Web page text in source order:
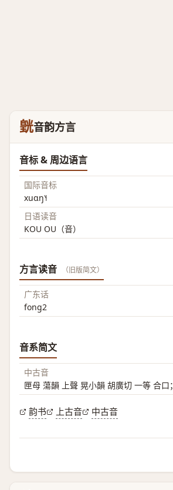
皝音韵方言
音标 & 周边语言
国际音标
xuɑŋ˥˧
日语读音
KOU OU（音）
方言读音 （旧版简文）
广东话
fong2
音系简文
中古音
匣母 蕩韻 上聲 晃小韻 胡廣切 一等 合口；
韵书 上古音 中古音